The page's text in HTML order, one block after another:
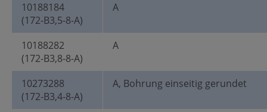
10188184
(172-B3,5-8-A)
A
10188282
(172-B3,8-8-A)
A
10273288
(172-B3,4-8-A)
A, Bohrung einseitig gerundet